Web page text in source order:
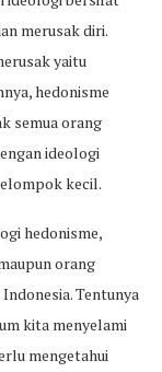
merusak diri.
yaitu
hedonisme
semua orang
ideologi
kecil.
hedonisme,
orang
Tentunya
kita menyelami
mengetahui